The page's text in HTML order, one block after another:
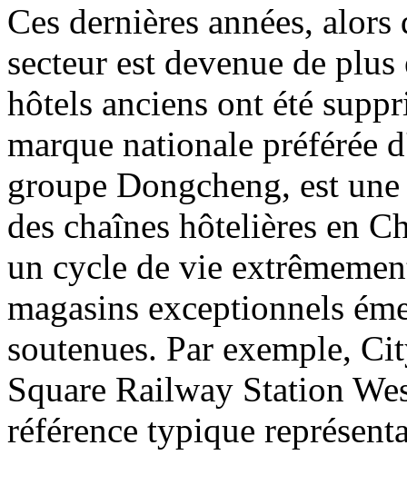
Ces dernières années,
secteur est devenue de
hôtels anciens ont été
marque nationale préférée
groupe Dongcheng, est
des chaînes hôtelières en
un cycle de vie
magasins exceptionnels
soutenues. Par exemple,
Square Railway Station
référence typique